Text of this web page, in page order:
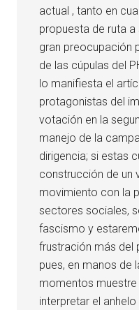
actual , tanto en
propuesta de ruta
gran preocupación
de las cúpulas del
lo manifiesta el
protagonistas del
votación en la
manejo de la
dirigencia; si estas
construcción de un
movimiento con la
sectores sociales,
fascismo y
frustración más del
pues, en manos de
momentos
interpretar el